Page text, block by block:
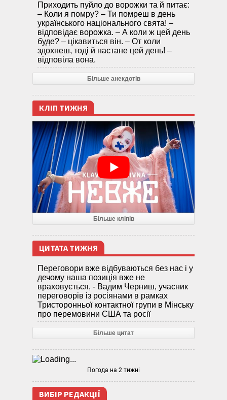
Приходить пуйло до ворожки та й питає:
– Коли я помру? – Ти помреш в день
українського національного свята! –
відповідає ворожка. – А коли ж цей день
буде? – цікавиться він. – От коли
здохнеш, тоді й настане цей день! –
відповіла вона.
Більше анекдотів
КЛІП ТИЖНЯ
Більше кліпів
ЦИТАТА ТИЖНЯ
Переговори вже відбуваються без нас і у
дечому наша позиція вже не
враховується, - Вадим Черниш, учасник
переговорів із росіянами в рамках
Тристоронньої контактної групи в Мінську
про перемовини США та росії
Більше цитат
Погода на 2 тижні
ВИБІР РЕДАКЦІЇ